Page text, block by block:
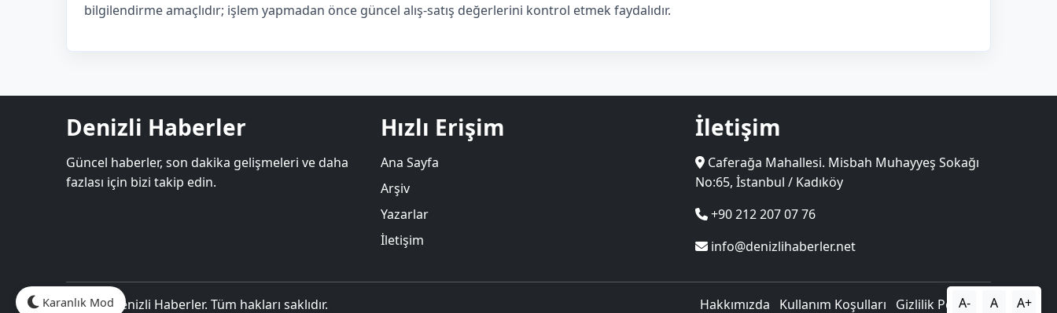
bilgilendirme amaçlıdır; işlem yapmadan önce güncel alış-satış değerlerini kontrol etmek faydalıdır.
Denizli Haberler
Güncel haberler, son dakika gelişmeleri ve daha
fazlası için bizi takip edin.
Hızlı Erişim
Ana Sayfa
Arşiv
Yazarlar
İletişim
İletişim
Caferağa Mahallesi. Misbah Muhayyeş Sokağı
No:65, İstanbul / Kadıköy
+90 212 207 07 76
info@denizlihaberler.net
© 2026 Denizli Haberler. Tüm hakları saklıdır. Hakkımızda Kullanım Koşulları Gizlilik Politikası
Karanlık Mod A- A A+